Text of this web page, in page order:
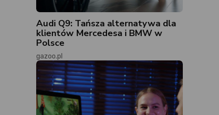
Audi Q9: Tańsza alternatywa dla
klientów Mercedesa i BMW w
Polsce
gazoo.pl